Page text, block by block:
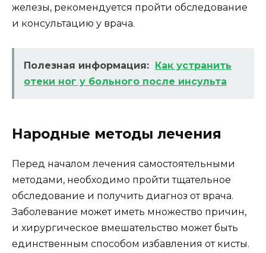
железы, рекомендуется пройти обследование
и консультацию у врача.
Полезная информация: Как устранить
отеки ног у больного после инсульта
Народные методы лечения
Перед началом лечения самостоятельными
методами, необходимо пройти тщательное
обследование и получить диагноз от врача.
Заболевание может иметь множество причин,
и хирургическое вмешательство может быть
единственным способом избавления от кисты.